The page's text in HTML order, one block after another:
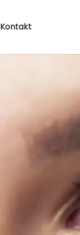
Kontakt